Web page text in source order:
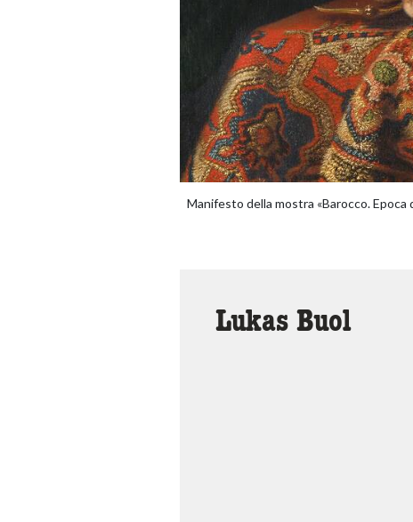
Manifesto della mostra «Barocco.
Lukas Buol